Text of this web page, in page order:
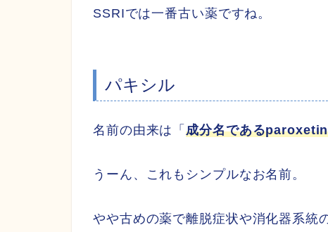
SSRIでは一番古い薬ですね。
パキシル
名前の由来は「成分名である
うーん、これもシンプルなお名前。
やや古めの薬で離脱症状や消化器系統